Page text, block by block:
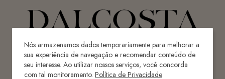
Nós armazenamos dados temporariamente para melhorar a
sua experiência de navegação e recomendar conteúdo de
seu interesse. Ao utilizar nossos serviços, você concorda
com tal monitoramento. Política de Privacidade
Avenida Ricardo Paulino Maes, 640 - Centro